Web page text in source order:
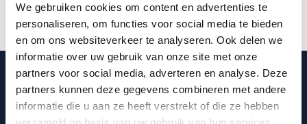
We gebruiken cookies om content en advertenties te
personaliseren, om functies voor social media te bieden
en om ons websiteverkeer te analyseren. Ook delen we
informatie over uw gebruik van onze site met onze
partners voor social media, adverteren en analyse. Deze
partners kunnen deze gegevens combineren met andere
informatie die u aan ze heeft verstrekt of die ze hebben
Meer informatie?